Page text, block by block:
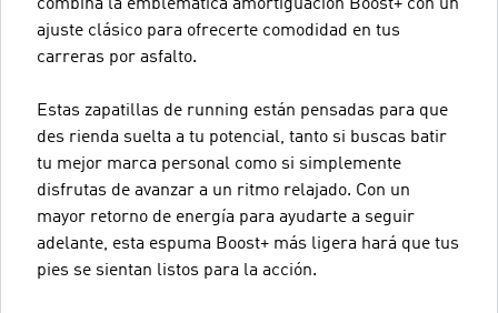
combina la emblemática amortiguación Boost+ con un
ajuste clásico para ofrecerte comodidad en tus
carreras por asfalto.
Estas zapatillas de running están pensadas para que
des rienda suelta a tu potencial, tanto si buscas batir
tu mejor marca personal como si simplemente
disfrutas de avanzar a un ritmo relajado. Con un
mayor retorno de energía para ayudarte a seguir
adelante, esta espuma Boost+ más ligera hará que tus
pies se sientan listos para la acción.